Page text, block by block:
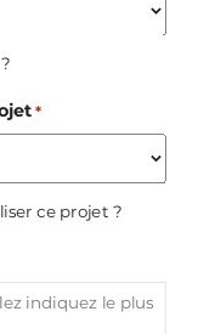
*
ce projet ?